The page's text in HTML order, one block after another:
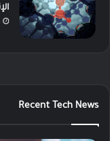
Recent Tech News